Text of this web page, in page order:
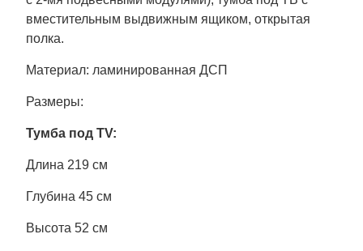
вместительным выдвижным ящиком, открытая
полка.
Материал: ламинированная ДСП
Размеры:
Тумба под TV:
Длина 219 см
Глубина 45 см
Высота 52 см